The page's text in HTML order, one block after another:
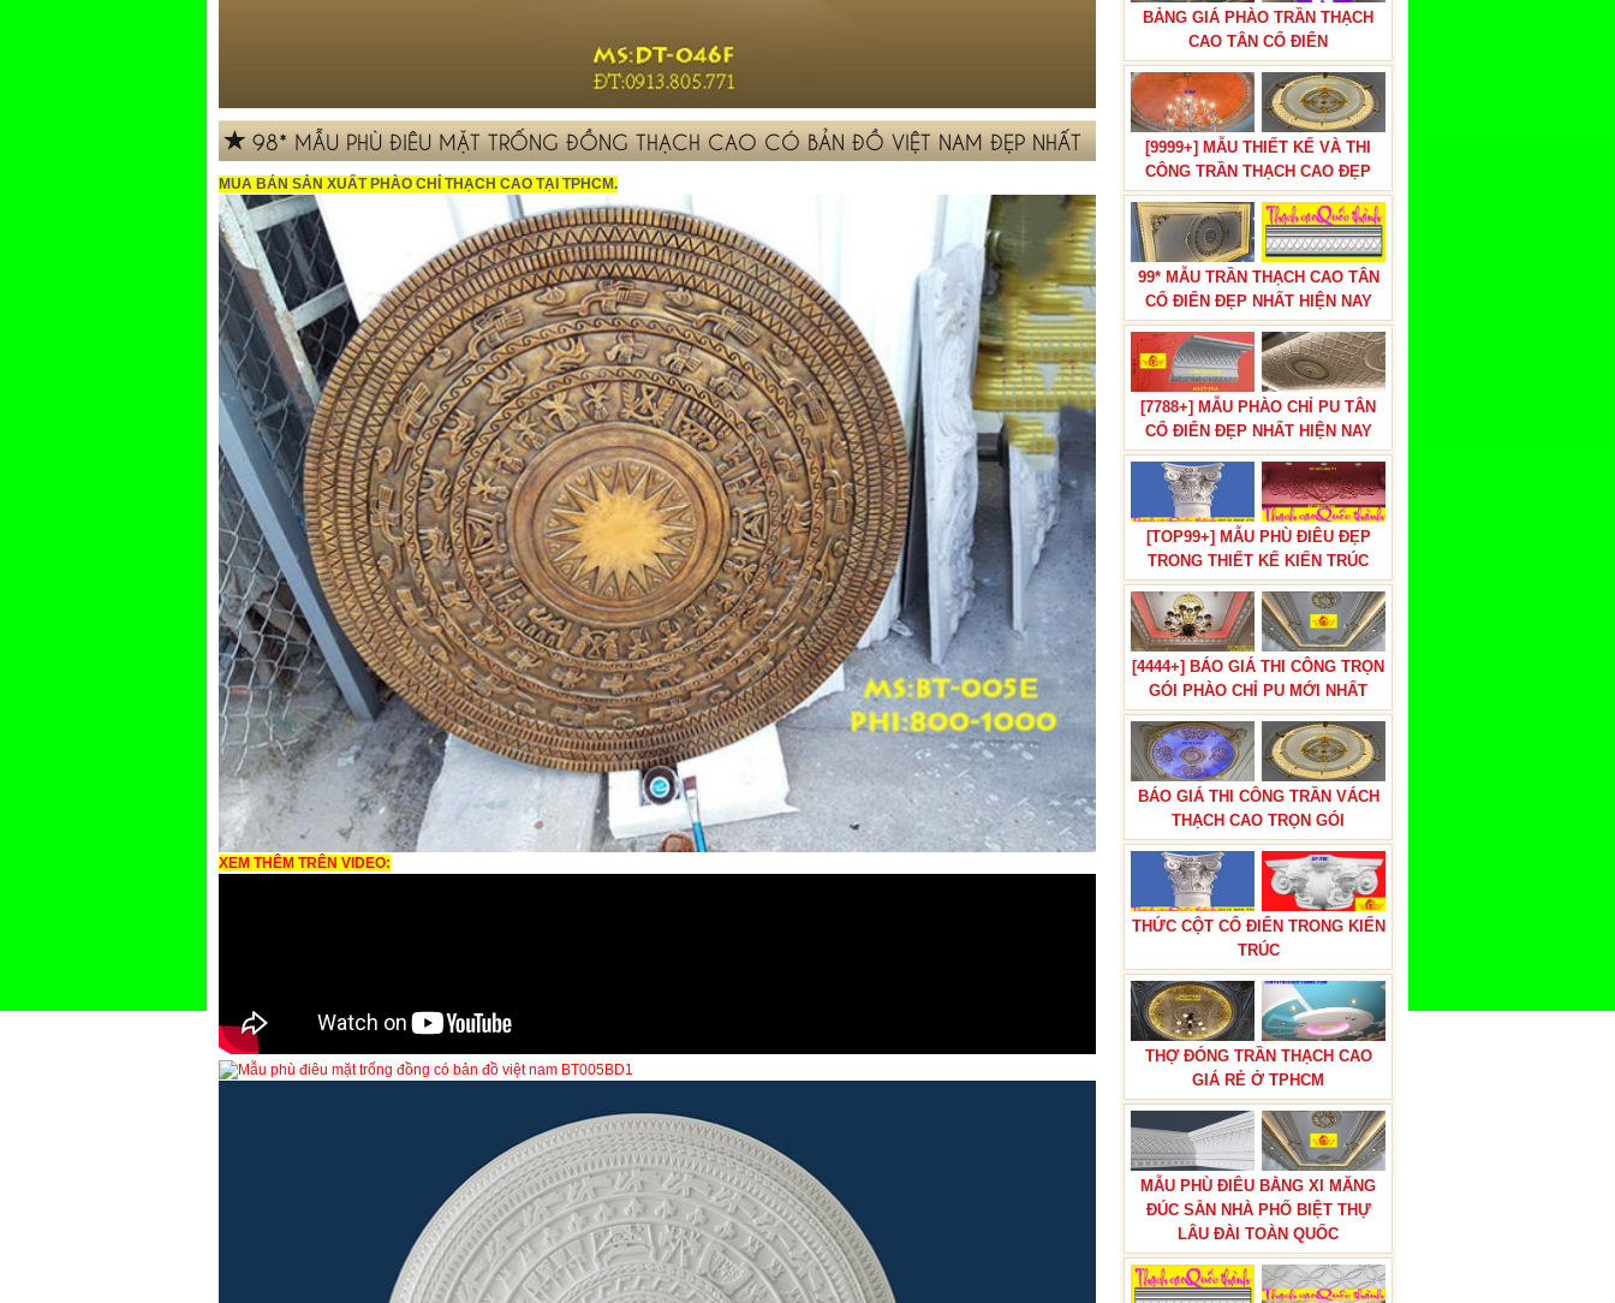
98* MẪU PHÙ ĐIÊU MẶT TRỐNG ĐỒNG THẠCH CAO CÓ BẢN ĐỒ VIỆT NAM ĐẸP NHẤT
MUA BÁN SẢN XUẤT PHÀO CHỈ THẠCH CAO TẠI TPHCM.
XEM THÊM TRÊN VIDEO:
BẢNG GIÁ PHÀO TRẦN THẠCH
CAO TÂN CỔ ĐIỂN
[9999+] MẪU THIẾT KẾ VÀ THI
CÔNG TRẦN THẠCH CAO ĐẸP
99* MẪU TRẦN THẠCH CAO TÂN
CỔ ĐIỂN ĐẸP NHẤT HIỆN NAY
[7788+] MẪU PHÀO CHỈ PU TÂN
CỔ ĐIỂN ĐẸP NHẤT HIỆN NAY
[TOP99+] MẪU PHÙ ĐIÊU ĐẸP
TRONG THIẾT KẾ KIẾN TRÚC
[4444+] BÁO GIÁ THI CÔNG TRỌN
GÓI PHÀO CHỈ PU MỚI NHẤT
BÁO GIÁ THI CÔNG TRẦN VÁCH
THẠCH CAO TRỌN GÓI
THỨC CỘT CỔ ĐIỂN TRONG KIẾN
TRÚC
THỢ ĐÓNG TRẦN THẠCH CAO
GIÁ RẺ Ở TPHCM
MẪU PHÙ ĐIÊU BẰNG XI MĂNG
ĐÚC SẴN NHÀ PHỐ BIỆT THỰ
LÂU ĐÀI TOÀN QUỐC